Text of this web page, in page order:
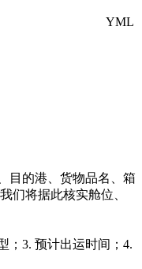
YML
目的港、货物品名、箱
们将据此核实舱位、
；3. 预计出运时间；4.